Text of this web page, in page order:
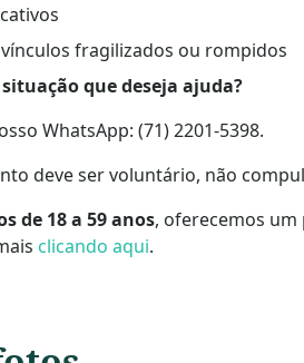
fragilizados ou rompidos
que deseja ajuda?
WhatsApp: (71) 2201-5398.
deve ser voluntário, não
de 18 a 59 anos, oferecemos
clicando aqui.